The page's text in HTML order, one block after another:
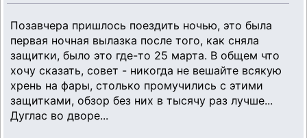
Позавчера пришлось поездить ночью, это была
первая ночная вылазка после того, как сняла
защитки, было это где-то 25 марта. В общем что
хочу сказать, совет - никогда не вешайте всякую
хрень на фары, столько промучились с этими
защитками, обзор без них в тысячу раз лучше...
Дуглас во дворе...